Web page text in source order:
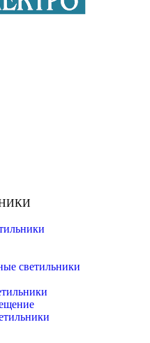
светильники